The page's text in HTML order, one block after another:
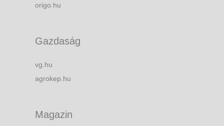
origo.hu
Gazdaság
vg.hu
agrokep.hu
Magazin